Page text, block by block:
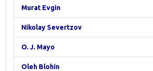
Murat Evgin
Nikolay Severtzov
O. J. Mayo
Oleh Blohin